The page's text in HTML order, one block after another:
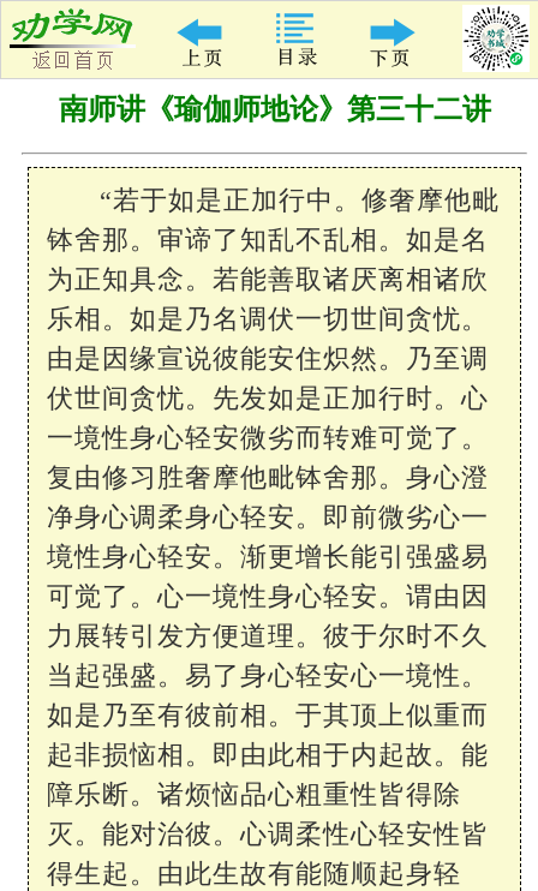
南师讲《瑜伽师地论》第三十二讲
“若于如是正加行中。修奢摩他毗
钵舍那。审谛了知乱不乱相。如是名
为正知具念。若能善取诸厌离相诸欣
乐相。如是乃名调伏一切世间贪忧。
由是因缘宣说彼能安住炽然。乃至调
伏世间贪忧。先发如是正加行时。心
一境性身心轻安微劣而转难可觉了。
复由修习胜奢摩他毗钵舍那。身心澄
净身心调柔身心轻安。即前微劣心一
境性身心轻安。渐更增长能引强盛易
可觉了。心一境性身心轻安。谓由因
力展转引发方便道理。彼于尔时不久
当起强盛。易了身心轻安心一境性。
如是乃至有彼前相。于其顶上似重而
起非损恼相。即由此相于内起故。能
障乐断。诸烦恼品心粗重性皆得除
灭。能对治彼。心调柔性心轻安性皆
得生起。由此生故有能随顺起身轻